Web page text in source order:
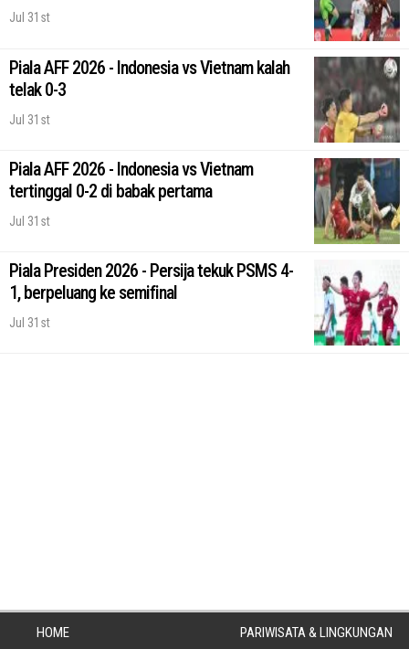
Jul 31st
Piala AFF 2026 - Indonesia vs Vietnam kalah
telak 0-3
Jul 31st
Piala AFF 2026 - Indonesia vs Vietnam
tertinggal 0-2 di babak pertama
Jul 31st
Piala Presiden 2026 - Persija tekuk PSMS 4-
1, berpeluang ke semifinal
Jul 31st
HOME
PARIWISATA & LINGKUNGAN